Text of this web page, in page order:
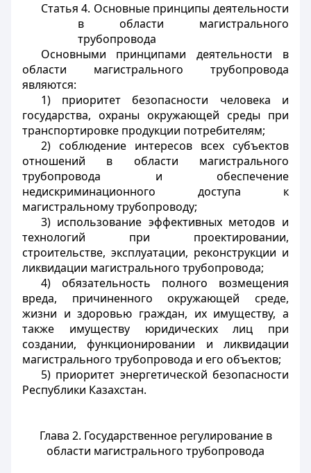
Статья 4. Основные принципы деятельности
в области магистрального
трубопровода
Основными принципами деятельности в
области магистрального трубопровода
являются:
1) приоритет безопасности человека и
государства, охраны окружающей среды при
транспортировке продукции потребителям;
2) соблюдение интересов всех субъектов
отношений в области магистрального
трубопровода и обеспечение
недискриминационного доступа к
магистральному трубопроводу;
3) использование эффективных методов и
технологий при проектировании,
строительстве, эксплуатации, реконструкции и
ликвидации магистрального трубопровода;
4) обязательность полного возмещения
вреда, причиненного окружающей среде,
жизни и здоровью граждан, их имуществу, а
также имуществу юридических лиц при
создании, функционировании и ликвидации
магистрального трубопровода и его объектов;
5) приоритет энергетической безопасности
Республики Казахстан.
Глава 2. Государственное регулирование в
области магистрального трубопровода